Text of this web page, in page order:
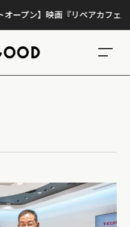
ン】映画『リペアカフェ』、上